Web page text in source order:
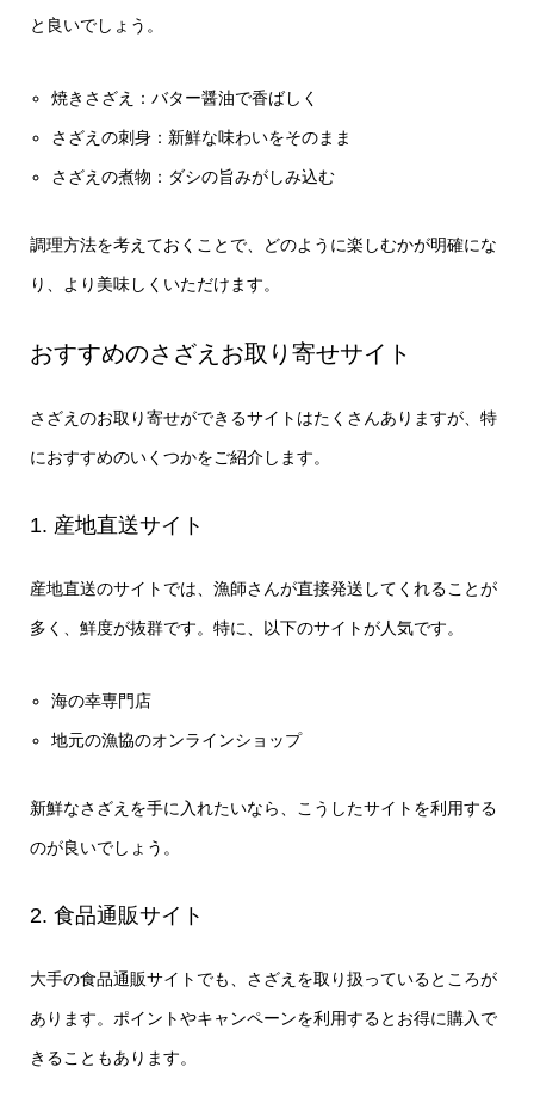
と良いでしょう。
焼きさざえ：バター醤油で香ばしく
さざえの刺身：新鮮な味わいをそのまま
さざえの煮物：ダシの旨みがしみ込む
調理方法を考えておくことで、どのように楽しむかが明確にな
り、より美味しくいただけます。
おすすめのさざえお取り寄せサイト
さざえのお取り寄せができるサイトはたくさんありますが、特
におすすめのいくつかをご紹介します。
1. 産地直送サイト
産地直送のサイトでは、漁師さんが直接発送してくれることが
多く、鮮度が抜群です。特に、以下のサイトが人気です。
海の幸専門店
地元の漁協のオンラインショップ
新鮮なさざえを手に入れたいなら、こうしたサイトを利用する
のが良いでしょう。
2. 食品通販サイト
大手の食品通販サイトでも、さざえを取り扱っているところが
あります。ポイントやキャンペーンを利用するとお得に購入で
きることもあります。